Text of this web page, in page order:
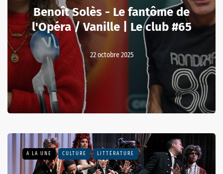
Benoît Solès - Le fantôme de
l'Opéra / Vanille | Le club #65
22 octobre 2025
A LA UNE CULTURE LITTÉRATURE